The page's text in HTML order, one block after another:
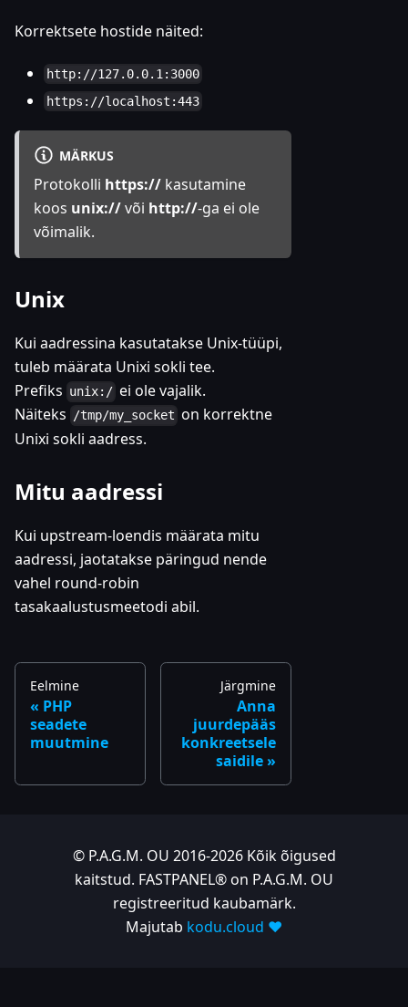
Korrektsete hostide näited:
http://127.0.0.1:3000
https://localhost:443
MÄRKUS
Protokolli https:// kasutamine
koos unix://või http://-ga ei ole
võimalik.
Unix
Kui aadressina kasutatakse Unix-tüüpi,
tuleb määrata Unixi sokli tee.
Prefiks unix:/ ei ole vajalik.
Näiteks /tmp/my_socket on korrektne
Unixi sokli aadress.
Mitu aadressi
Kui upstream-loendis määrata mitu
aadressi, jaotatakse päringud nende
vahel round-robin
tasakaalustusmeetodi abil.
Eelmine
PHP
seadete
muutmine
Järgmine
Anna
juurdepääs
konkreetsele
saidile
© P.A.G.M. OU 2016-2026 Kõik õigused
kaitstud. FASTPANEL® on P.A.G.M. OU
registreeritud kaubamärk.
Majutab kodu.cloud ❤️